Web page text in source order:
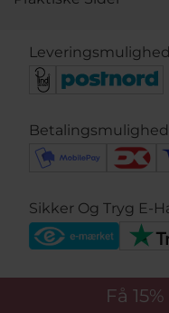
Sikker Og Tryg E-
Få 15%